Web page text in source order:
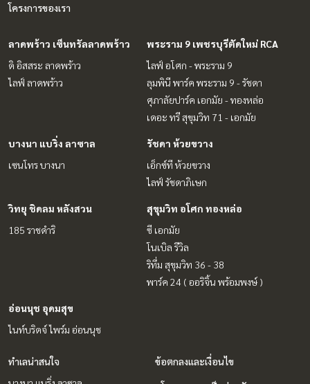
โครงการของเรา
ลาดพร้าว เซ็นทรัลลาดพร้าว
ดิ อิสสระ ลาดพร้าว
ไลฟ์ ลาดพร้าว
พระราม 9 เพชรบุรีตัดใหม่ RCA
ไลฟ์ อโศก - พระราม 9
ลุมพินี พาร์ค พระราม 9 - รัชดา
ศุภาลัยปาร์ค เอกมัย - ทองหล่อ
เดอะ ทรี สุขุมวิท 71 - เอกมัย
บางนา แบริ่ง ลาซาล
เซนโทร บางนา
รัชดา ห้วยขวาง
เอ็กซ์ที ห้วยขวาง
ไลฟ์ รัชดาภิเษก
วิทยุ ชิดลม หลังสวน
185 ราชดำริ
สุขุมวิท อโศก ทองหล่อ
ซี เอกมัย
โนเบิล รีวิล
ริทึ่ม สุขุมวิท 36 - 38
พาร์ค 24 ( ออริจิ้น พร้อมพงษ์ )
อ่อนนุช อุดมสุข
ไนท์บริดจ์ ไพร์ม อ่อนนุช
ทำเลน่าสนใจ
ข้อตกลงและเงื่อนไข